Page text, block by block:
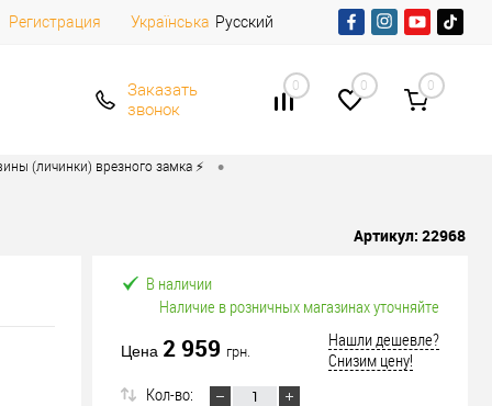
Регистрация Українська Русский
Заказать
звонок
0 0 0
(личинки) врезного замка ⚡️ •
Артикул: 22968
В наличии
Наличие в розничных магазинах уточняйте
Цена 2 959 грн.
Нашли дешевле?
Снизим цену!
Кол-во: